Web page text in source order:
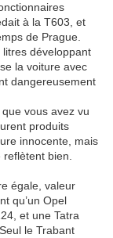
à la T603, et
de Prague.
développant
la voiture avec
dangereusement
vous avez vu
produits
innocente, mais
bien.
égale, valeur
qu’un Opel
et une Tatra
le Trabant